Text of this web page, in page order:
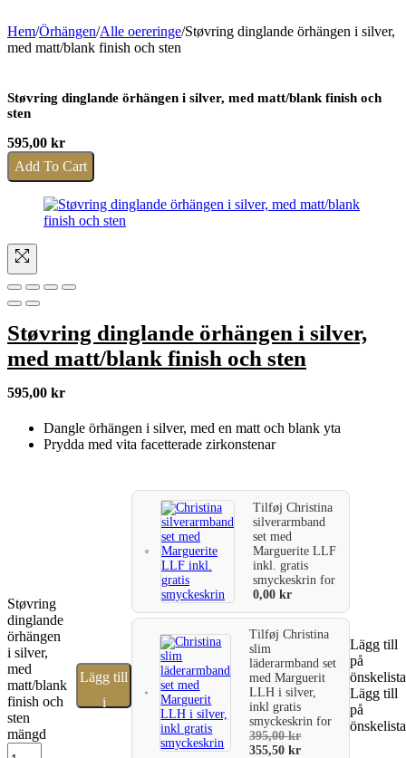
Hem/Örhängen/Alle oereringe/Støvring dinglande örhängen i silver,
med matt/blank finish och sten
Støvring dinglande örhängen i silver, med matt/blank finish och
sten
595,00 kr
Add To Cart
Støvring dinglande örhängen i silver,
med matt/blank finish och sten
595,00 kr
Dangle örhängen i silver, med en matt och blank yta
Prydda med vita facetterade zirkonstenar
Støvring
dinglande
örhängen
i silver,
med
matt/blank
finish och
sten
mängd
Lägg till
i
TilføjChristina
silverarmband
set med
Marguerite LLF
inkl. gratis
smyckeskrinfor
0,00kr
TilføjChristina
slim
läderarmband set
med Marguerit
LLH i silver,
inkl gratis
smyckeskrinfor
395,00kr
355,50kr
Lägg till
på
Lägg till
på